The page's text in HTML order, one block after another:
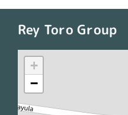
Rey Toro Group
+
−